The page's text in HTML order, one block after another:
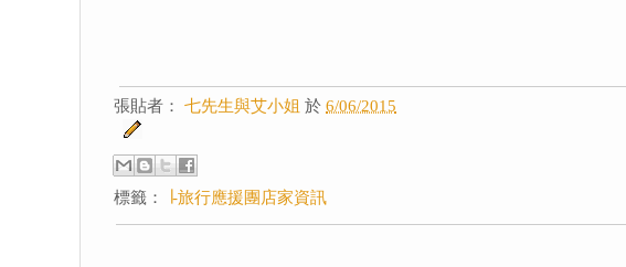
張貼者： 七先生與艾小姐 於 6/06/2015
標籤： ∣-旅行應援團店家資訊